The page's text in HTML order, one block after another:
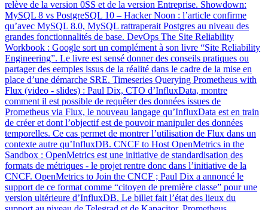
relève de la version 0SS et de la version Entreprise. Showdown:
MySQL 8 vs PostgreSQL 10 – Hacker Noon : l’article confirme
qu’avec MySQL 8.0, MySQL rattraperait Postgres au niveau des
grandes fonctionnalités de base. DevOps The Site Reliability
Workbook : Google sort un complément à son livre “Site Reliability
Engineering”. Le livre est sensé donner des conseils pratiques ou
partager des eemples issus de la réalité dans le cadre de la mise en
place d’une démarche SRE. Timeseries Querying Prometheus with
Flux (video - slides) : Paul Dix, CTO d’InfluxData, montre
comment il est possible de requêter des données issues de
Prometheus via Flux, le nouveau langage qu’InfluxData est en train
de créer et dont l’objectif est de pouvoir manipuler des données
temporelles. Ce cas permet de montrer l’utilisation de Flux dans un
contexte autre qu’InfluxDB. CNCF to Host OpenMetrics in the
Sandbox : OpenMetrics est une initiative de standardisation des
formats de métriques - le projet rentre donc dans l’initiative de la
CNCF. OpenMetrics to Join the CNCF ; Paul Dix a annoncé le
support de ce format comme “citoyen de première classe” pour une
version ultérieure d’InfluxDB. Le billet fait l’état des lieux du